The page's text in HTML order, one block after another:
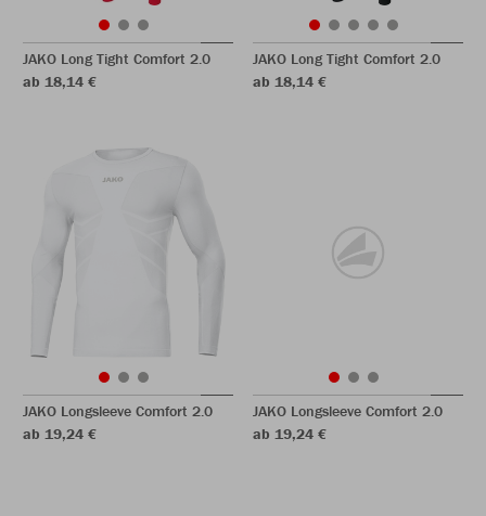
JAKO Long Tight Comfort 2.0
ab 18,14 €
JAKO Long Tight Comfort 2.0
ab 18,14 €
JAKO Longsleeve Comfort 2.0
ab 19,24 €
JAKO Longsleeve Comfort 2.0
ab 19,24 €